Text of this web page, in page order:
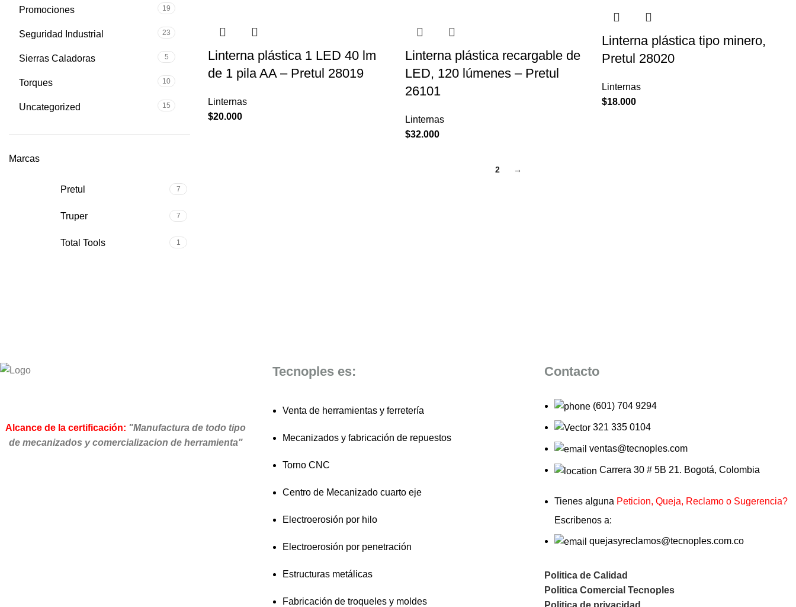
Promociones 19
Seguridad Industrial 23
Sierras Caladoras 5
Torques 10
Uncategorized 15
Marcas
Pretul 7
Truper 7
Total Tools 1
Linterna plástica 1 LED 40 lm
de 1 pila AA – Pretul 28019
Linternas
$20.000
Linterna plástica recargable de
LED, 120 lúmenes – Pretul
26101
Linternas
$32.000
Linterna plástica tipo minero,
Pretul 28020
Linternas
$18.000
2 →
Alcance de la certificación: "Manufactura de todo tipo
de mecanizados y comercializacion de herramienta"
Tecnoples es:
Venta de herramientas y ferretería
Mecanizados y fabricación de repuestos
Torno CNC
Centro de Mecanizado cuarto eje
Electroerosión por hilo
Electroerosión por penetración
Estructuras metálicas
Fabricación de troqueles y moldes
Contacto
(601) 704 9294
321 335 0104
ventas@tecnoples.com
Carrera 30 # 5B 21. Bogotá, Colombia
Tienes alguna Peticion, Queja, Reclamo o Sugerencia?
Escribenos a:
quejasyreclamos@tecnoples.com.co
Politica de Calidad
Politica Comercial Tecnoples
Politica de privacidad